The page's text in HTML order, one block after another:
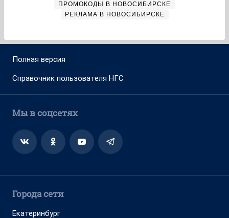
ПРОМОКОДЫ В НОВОСИБИРСКЕ
РЕКЛАМА В НОВОСИБИРСКЕ
Полная версия
Справочник пользователя НГС
Мы в соцсетях
Города сети
Екатеринбург